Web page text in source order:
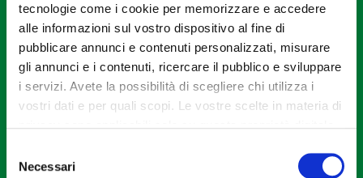
tecnologie come i cookie per memorizzare e accedere
alle informazioni sul vostro dispositivo al fine di
pubblicare annunci e contenuti personalizzati, misurare
gli annunci e i contenuti, ricercare il pubblico e sviluppare
i servizi. Avete la possibilità di scegliere chi utilizza i
vostri dati e per quali scopi. Le vostre scelte in materia di
privacy sono applicabili solo su questa proprietà digitale
modificare o revocare il proprio consenso in qualsiasi
delNecessari
Preparare le verdure: tagliare i peperoni e le carote
a bastoncini sottili. Staccare le foglie più tenere
della lattuga e tagliarle a pezzi larghi circa 3-4 cm.
Tagliare a metà gli avocado, rimuovere il nocciolo e
la buccia, quindi affettare la polpa a striscioline
sottili (circa 0,5 cm).
STEP 2